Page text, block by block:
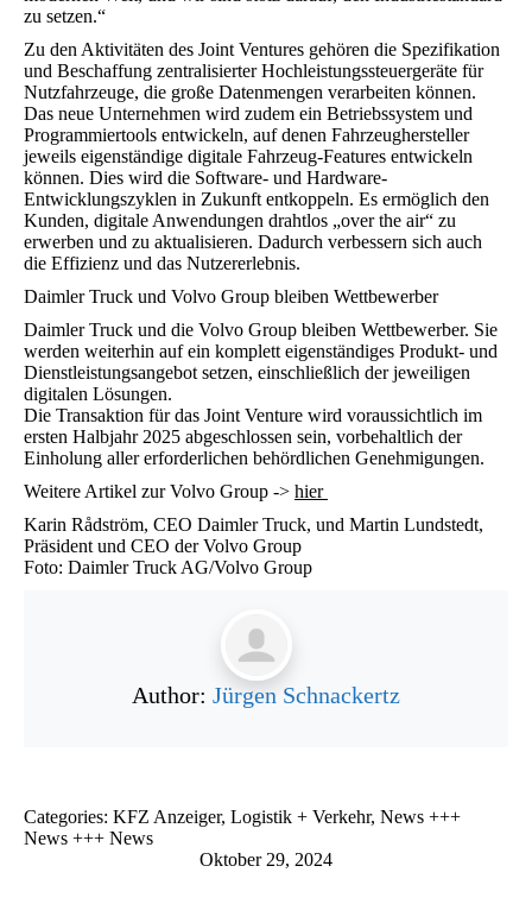
zu setzen.“
Zu den Aktivitäten des Joint Ventures gehören die Spezifikation
und Beschaffung zentralisierter Hochleistungssteuergeräte für
Nutzfahrzeuge, die große Datenmengen verarbeiten können.
Das neue Unternehmen wird zudem ein Betriebssystem und
Programmiertools entwickeln, auf denen Fahrzeughersteller
jeweils eigenständige digitale Fahrzeug-Features entwickeln
können. Dies wird die Software- und Hardware-
Entwicklungszyklen in Zukunft entkoppeln. Es ermöglich den
Kunden, digitale Anwendungen drahtlos „over the air“ zu
erwerben und zu aktualisieren. Dadurch verbessern sich auch
die Effizienz und das Nutzererlebnis.
Daimler Truck und Volvo Group bleiben Wettbewerber
Daimler Truck und die Volvo Group bleiben Wettbewerber. Sie
werden weiterhin auf ein komplett eigenständiges Produkt- und
Dienstleistungsangebot setzen, einschließlich der jeweiligen
digitalen Lösungen.
Die Transaktion für das Joint Venture wird voraussichtlich im
ersten Halbjahr 2025 abgeschlossen sein, vorbehaltlich der
Einholung aller erforderlichen behördlichen Genehmigungen.
Weitere Artikel zur Volvo Group -> hier
Karin Rådström, CEO Daimler Truck, und Martin Lundstedt,
Präsident und CEO der Volvo Group
Foto: Daimler Truck AG/Volvo Group
Author: Jürgen Schnackertz
Categories: KFZ Anzeiger, Logistik + Verkehr, News +++
News +++ News
Oktober 29, 2024